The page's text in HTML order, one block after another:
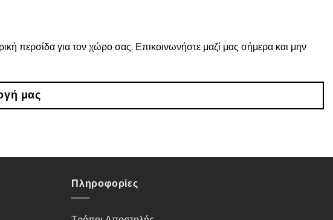
περσίδα για τον χώρο σας. Επικοινωνήστε μαζί μας σήμερα και μην
μας
Πληροφορίες